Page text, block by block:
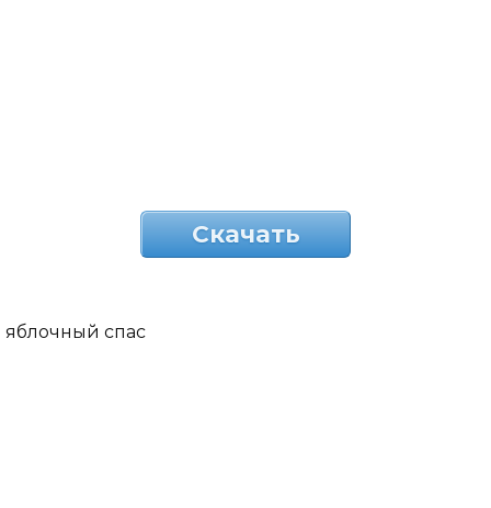
Скачать
яблочный спас